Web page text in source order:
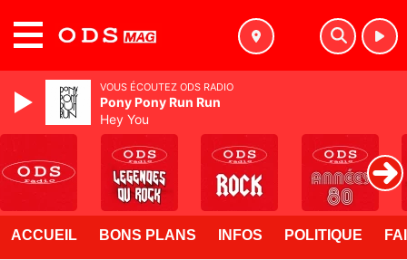
ACCUEIL BONS PLANS INFOS POLITIQUE
VOUS ÉCOUTEZ ODS RADIO
Pony Pony Run Run
Hey You